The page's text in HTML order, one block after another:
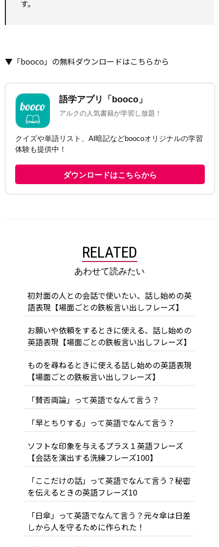
す。
▼「booco」の無料ダウンロードはこちらから
RELATED
あわせて読みたい
初対面の人との会話で使いたい、話し始めの英
語表現【場面ごとの鉄板言い出しフレーズ】
お願いや依頼をするときに使える、話し始めの
英語表現【場面ごとの鉄板言い出しフレーズ】
ものを尋ねるときに使える話し始めの英語表現
【場面ごとの鉄板言い出しフレーズ】
「賛否両論」って英語でなんて言う？
「早とちりする」って英語でなんて言う？
ソフトな印象を与えるプラス１英語フレーズ
【会話を演出する洗練フレーズ100】
「ここだけの話」って英語でなんて言う？秘密
を伝えるときの英語フレーズ10
「日傘」って英語でなんて言う？元々傘は日差
しから人を守るために作られた！